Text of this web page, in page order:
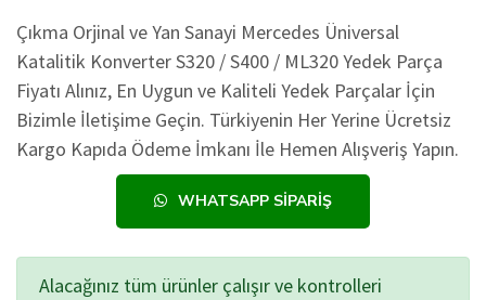
Çıkma Orjinal ve Yan Sanayi Mercedes Üniversal
Katalitik Konverter S320 / S400 / ML320 Yedek Parça
Fiyatı Alınız, En Uygun ve Kaliteli Yedek Parçalar İçin
Bizimle İletişime Geçin. Türkiyenin Her Yerine Ücretsiz
Kargo Kapıda Ödeme İmkanı İle Hemen Alışveriş Yapın.
WHATSAPP SIPARIŞ
Alacağınız tüm ürünler çalışır ve kontrolleri